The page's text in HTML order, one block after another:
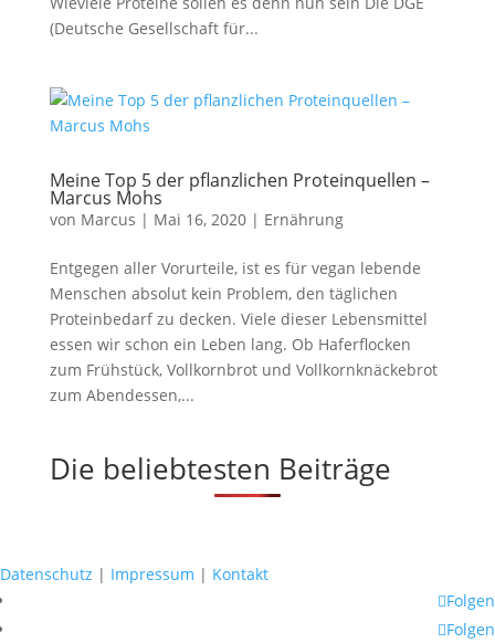
(Deutsche Gesellschaft für...
Meine Top 5 der pflanzlichen Proteinquellen –
Marcus Mohs
von Marcus | Mai 16, 2020| Ernährung
Entgegen aller Vorurteile, ist es für vegan lebende
Menschen absolut kein Problem, den täglichen
Proteinbedarf zu decken. Viele dieser Lebensmittel
essen wir schon ein Leben lang. Ob Haferflocken
zum Frühstück, Vollkornbrot und Vollkornknäckebrot
zum Abendessen,...
Die beliebtesten Beiträge
Datenschutz | Impressum | Kontakt
Folgen
Folgen